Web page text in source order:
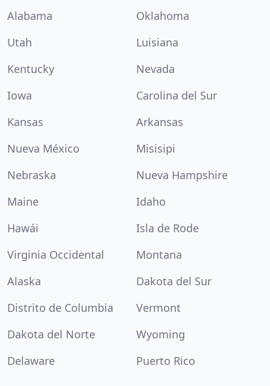
Alabama
Oklahoma
Utah
Luisiana
Kentucky
Nevada
Iowa
Carolina del Sur
Kansas
Arkansas
Nueva México
Misisipi
Nebraska
Nueva Hampshire
Maine
Idaho
Hawái
Isla de Rode
Virginia Occidental
Montana
Alaska
Dakota del Sur
Distrito de Columbia
Vermont
Dakota del Norte
Wyoming
Delaware
Puerto Rico